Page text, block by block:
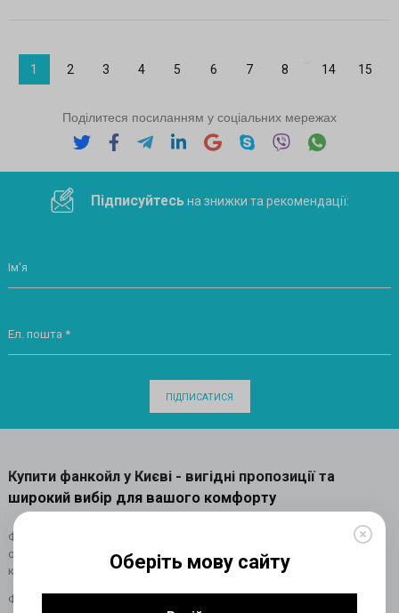
Оберіть мову сайту
1 2 3 4 5 6 7 8 14 15
Поділитеся посиланням у соціальних мережах
Підписуйтесьна знижки та рекомендації:
Ім'я
Ел. пошта *
ПІДПИСАТИСЯ
Купити фанкойл у Києві - вигідні пропозиції та
широкий вибір для вашого комфорту
Фанкойл - це важливий елемент систем кондиціювання та
опалення, що забезпечує комфортний клімат у будинках,
квартирах та офісах.
Фанкойл система в інтернет-магазині Клімаінвест представлена